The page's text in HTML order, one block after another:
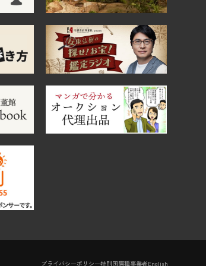
プライバシーポリシー特別国際種事業者English